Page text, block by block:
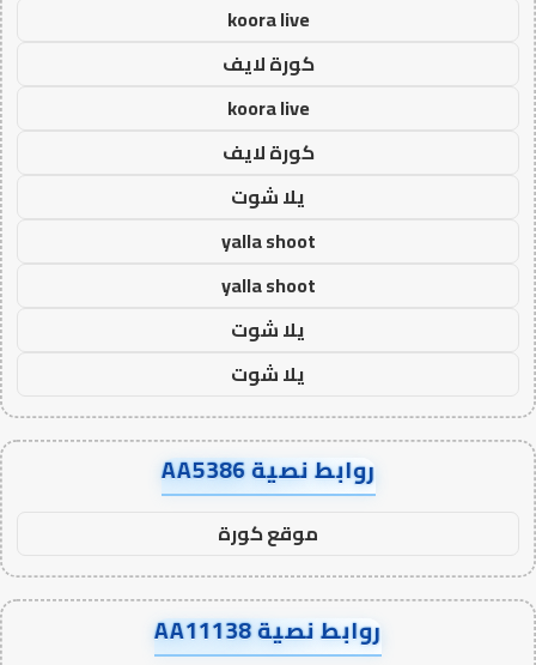
koora live
كورة لايف
koora live
كورة لايف
يلا شوت
yalla shoot
yalla shoot
يلا شوت
يلا شوت
روابط نصية AA5386
موقع كورة
روابط نصية AA11138